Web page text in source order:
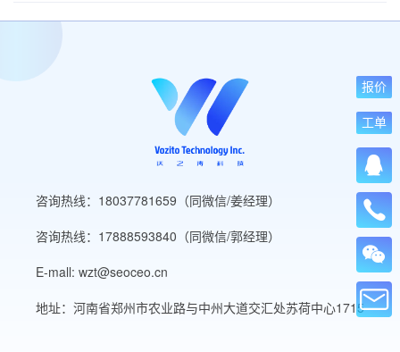
咨询热线：18037781659（同微信/姜经理）
咨询热线：17888593840（同微信/郭经理）
E-mall: wzt@seoceo.cn
地址：河南省郑州市农业路与中州大道交汇处苏荷中心1715
报价
工单